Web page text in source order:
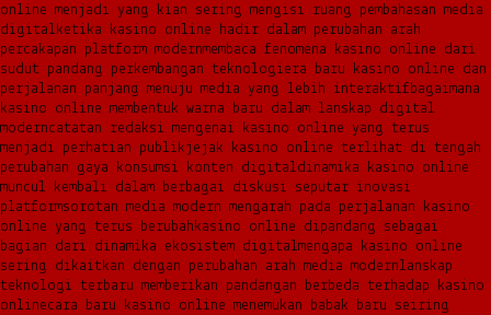
online menjadi yang kian sering mengisi ruang pembahasan media
digital ketika kasino online hadir dalam perubahan arah
percakapan platform modernmembaca fenomena kasino online dari
sudut pandang perkembangan teknologiera baru kasino online dan
perjalanan panjang menuju media yang lebih interaktif bagaimana
kasino online membentuk warna baru dalam lanskap digital
moderncatatan redaksi mengenai kasino online yang terus
menjadi perhatian publikjejak kasino online terlihat di tengah
perubahan gaya konsumsi konten digitaldinamika kasino online
muncul kembali dalam berbagai diskusi seputar inovasi
platformsorotan media modern mengarah pada perjalanan kasino
online yang terus berubah kasino online dipandang sebagai
bagian dari dinamika ekosistem digitalmengapa kasino online
sering dikaitkan dengan perubahan arah media modernlanskap
teknologi terbaru memberikan pandangan berbeda terhadap kasino
onlinecara baru kasino online menemukan babak baru seiring